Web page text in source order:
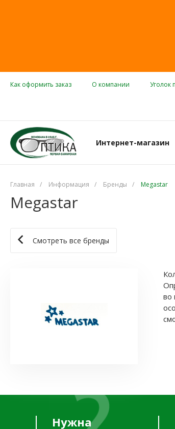
Как оформить заказ О компании Уголок
Интернет-магазин
Главная / Информация / Бренды / Megastar
Megastar
Смотреть все бренды
во
Нужна